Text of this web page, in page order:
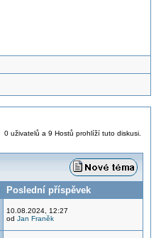
0 uživatelů a 9 Hostů prohlíží tuto diskusi.
Poslední příspěvek
10.08.2024, 12:27
od Jan Franěk